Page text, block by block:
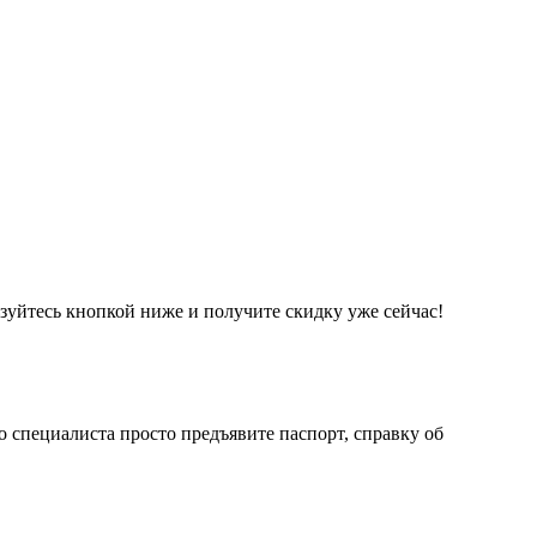
кнопкой ниже и получите скидку уже сейчас!
просто предъявите паспорт, справку об